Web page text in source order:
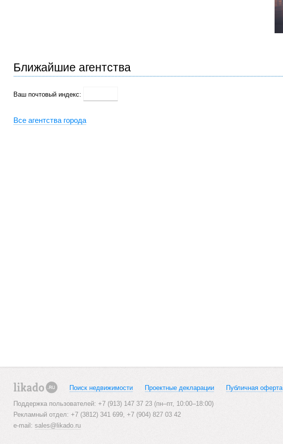
Ближайшие агентства
Ваш почтовый индекс:
Все агентства города
Поиск недвижимости Проектные декларации Публичная оферта
Поддержка пользователей: +7 (913) 147 37 23 (пн–пт, 10:00–18:00)
Рекламный отдел: +7 (3812) 341 699, +7 (904) 827 03 42
e-mail: sales@likado.ru